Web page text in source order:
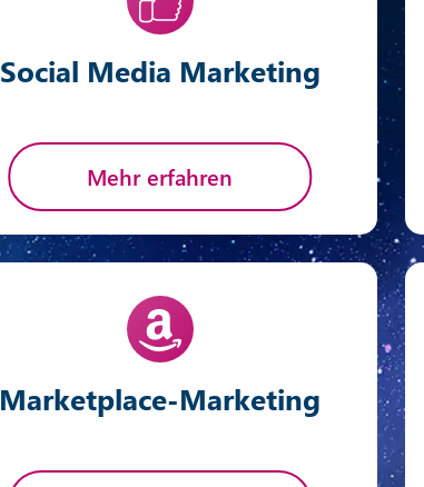
Social Media Marketing
Mehr erfahren
Marketplace-Marketing